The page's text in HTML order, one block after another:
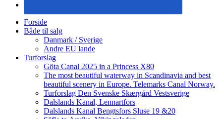
Forside
Både til salg
Danmark / Sverige
Andre EU lande
Turforslag
Göta Canal 2025 in a Princess X80
The most beautiful waterway in Scandinavia and best
beautiful scenery in Europe. Telemarks Canal Norway.
Turforslag Den Svenske Skærgård Vestsverige
Dalslands Kanal, Lennartfors
Dalslands Kanal Bengtsfors Sluse 19 &20